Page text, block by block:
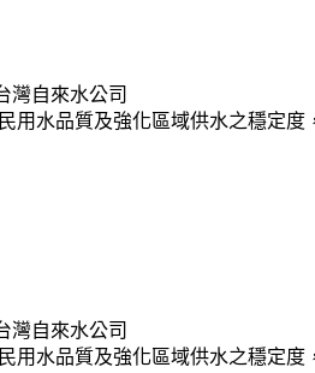
灣自來水公司
用水品質及強化區域供水之穩定
灣自來水公司
用水品質及強化區域供水之穩定